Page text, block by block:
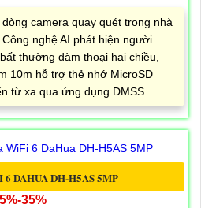
camera quay quét trong nhà
nghệ AI phát hiện người
thường đàm thoại hai chiều,
10m hỗ trợ thẻ nhớ MicroSD
từ xa qua ứng dụng DMSS
DAHUA DH-H5AS 5MP
5%-35%